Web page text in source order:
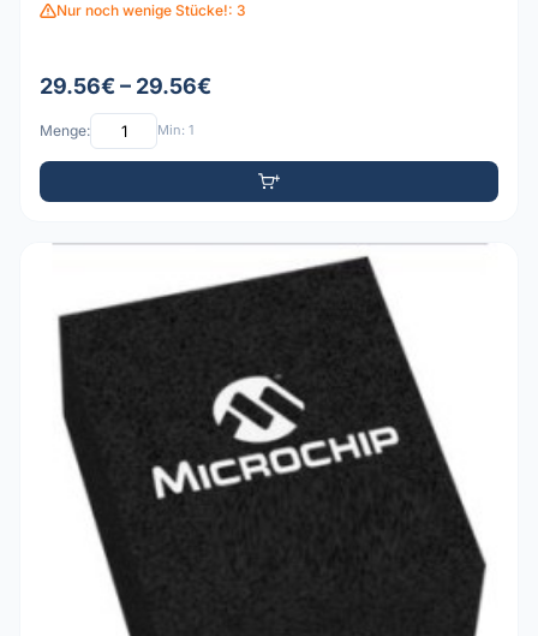
Nur noch wenige Stücke!: 3
29.56€ – 29.56€
Menge: Min: 1